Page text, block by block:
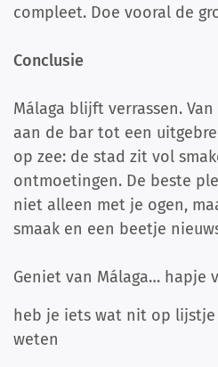
compleet. Doe vooral de
Conclusie
Málaga blijft verrassen.
aan de bar tot een
op zee: de stad zit vol
ontmoetingen. De beste
niet alleen met je ogen,
smaak en een beetje
Geniet van Málaga… hapje
heb je iets wat nit op
weten